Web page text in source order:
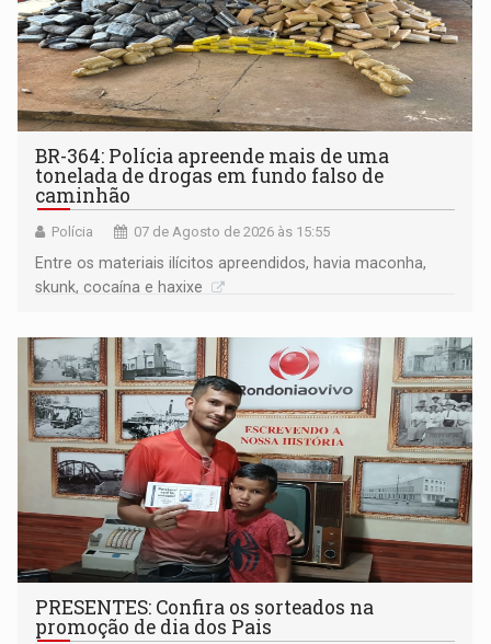
BR-364: Polícia apreende mais de uma
tonelada de drogas em fundo falso de
caminhão
Polícia 07 de Agosto de 2026 às 15:55
Entre os materiais ilícitos apreendidos, havia maconha,
skunk, cocaína e haxixe
PRESENTES: Confira os sorteados na
promoção de dia dos Pais